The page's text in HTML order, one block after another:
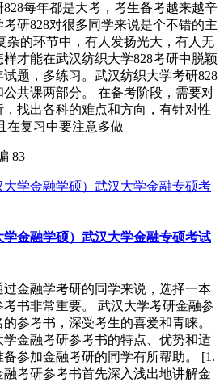
每年都是大考，考生备考越来越辛
研828对很多同学来说是个不错的主
杂的环节中，有人发扬光大，有人无
才能在武汉纺织大学828考研中脱颖
题，多练习。武汉纺织大学考研828
共课两部分。 在备考阶段，需要对
，找出各科的难点和方向，有针对性
在复习中要注意多做
83
金融学硕）武汉大学金融专硕考试
过金融学考研的同学来说，选择一本
书非常重要。 武汉大学考研金融参
参考书，深受考生的喜爱和青睐。
金融考研参考书的特点、优势和适
备参加金融考研的同学有所帮助。 [1.
考研参考书首先深入浅出地讲解金